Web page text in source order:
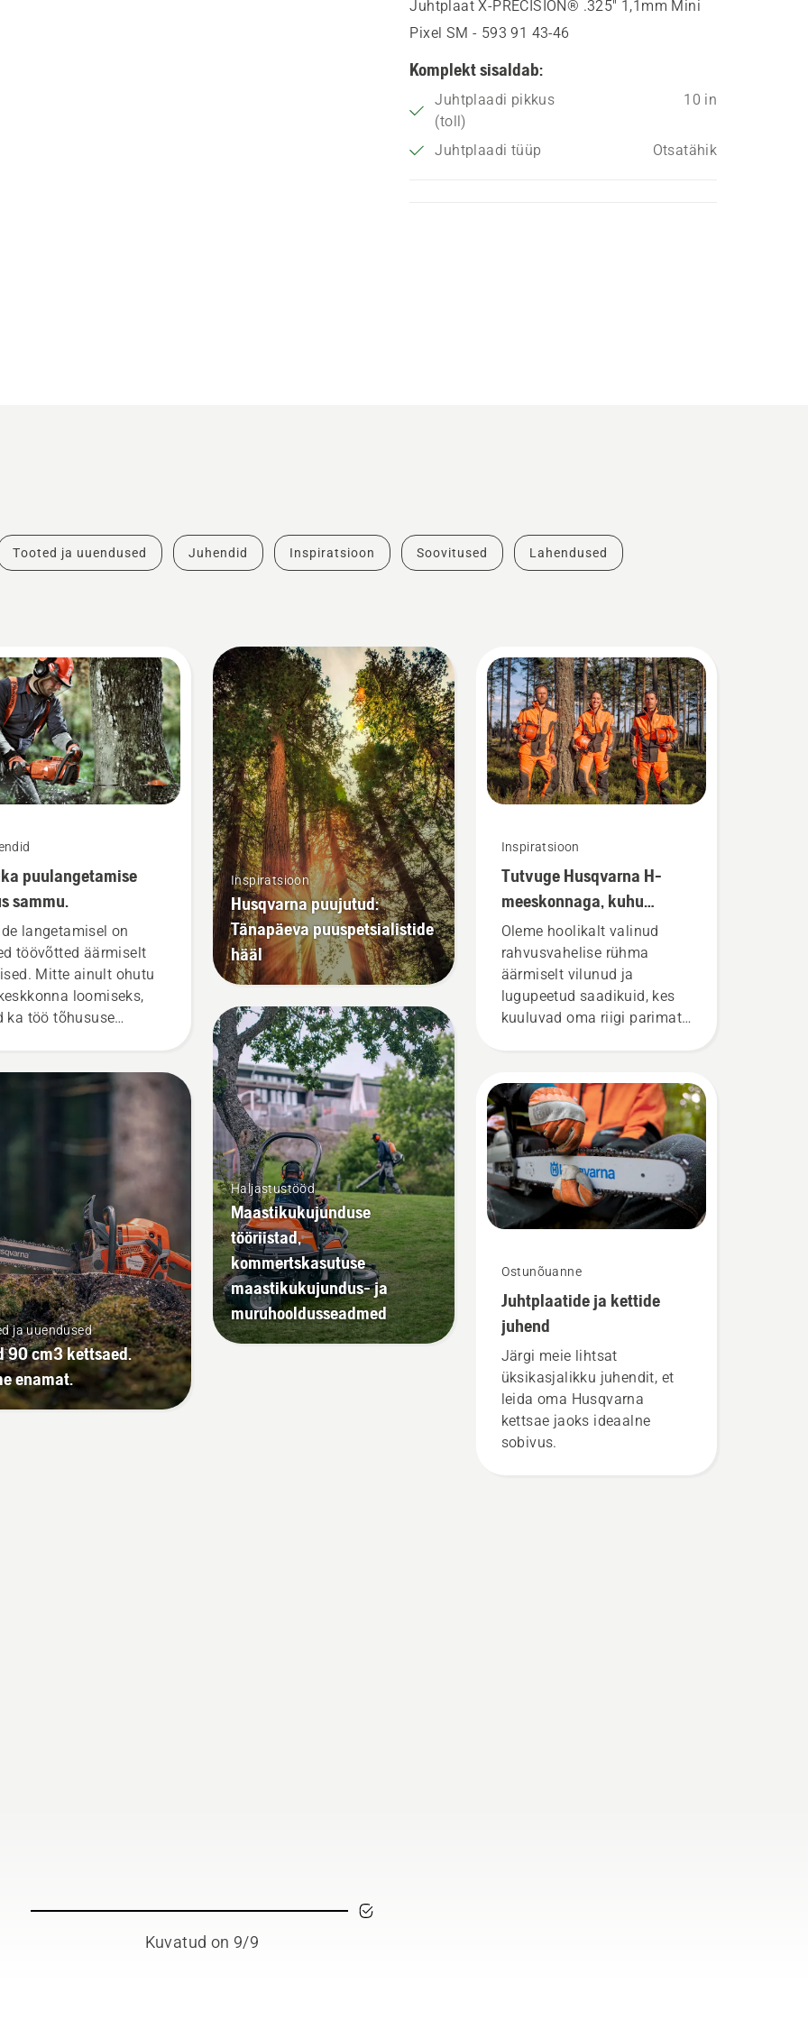
Juhtplaat X-PRECISION® .325" 1,1mm Mini
Pixel SM - 593 91 43‑46
Komplekt sisaldab:
Juhtplaadi pikkus
(toll)
10 in
Juhtplaadi tüüp Otsatähik
Tooted ja uuendused Juhendid Inspiratsioon Soovitused Lahendused
puulangetamise
sammu.
langetamisel on
töövõtted äärmiselt
Mitte ainult ohutu
loomiseks,
ka töö tõhususe
ja uuendused
90 cm3 kettsaed.
enamat.
Inspiratsioon
Husqvarna puujutud:
Tänapäeva puuspetsialistide
hääl
Haljastustööd
Maastikukujunduse
tööriistad,
kommertskasutuse
maastikukujundus- ja
muruhooldusseadmed
Inspiratsioon
Tutvuge Husqvarna H-
meeskonnaga, kuhu
kuuluvad meie kõige
nõudlikumad kasutajad
Oleme hoolikalt valinud
rahvusvahelise rühma
äärmiselt vilunud ja
lugupeetud saadikuid, kes
kuuluvad oma riigi parimate
Nemad on meie H-tiim. Ja
nemad on meie kõige
nõudlikumad kasutajad.
Ostunõuanne
Juhtplaatide ja kettide
juhend
Järgi meie lihtsat
üksikasjalikku juhendit, et
leida oma Husqvarna
kettsae jaoks ideaalne
sobivus.
Kuvatud on 9/9